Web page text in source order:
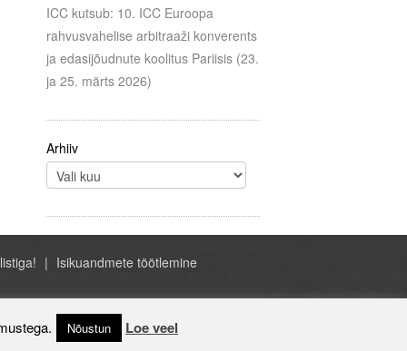
ICC kutsub: 10. ICC Euroopa
rahvusvahelise arbitraaži konverents
ja edasijõudnute koolitus Pariisis (23.
ja 25. märts 2026)
Arhiiv
Isikuandmete töötlemine
Estonia, +372 684 1070, icc@icc-estonia.ee
Nõustun Loe veel